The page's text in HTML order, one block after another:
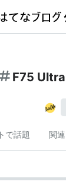
F75 Ultra
で話題 関